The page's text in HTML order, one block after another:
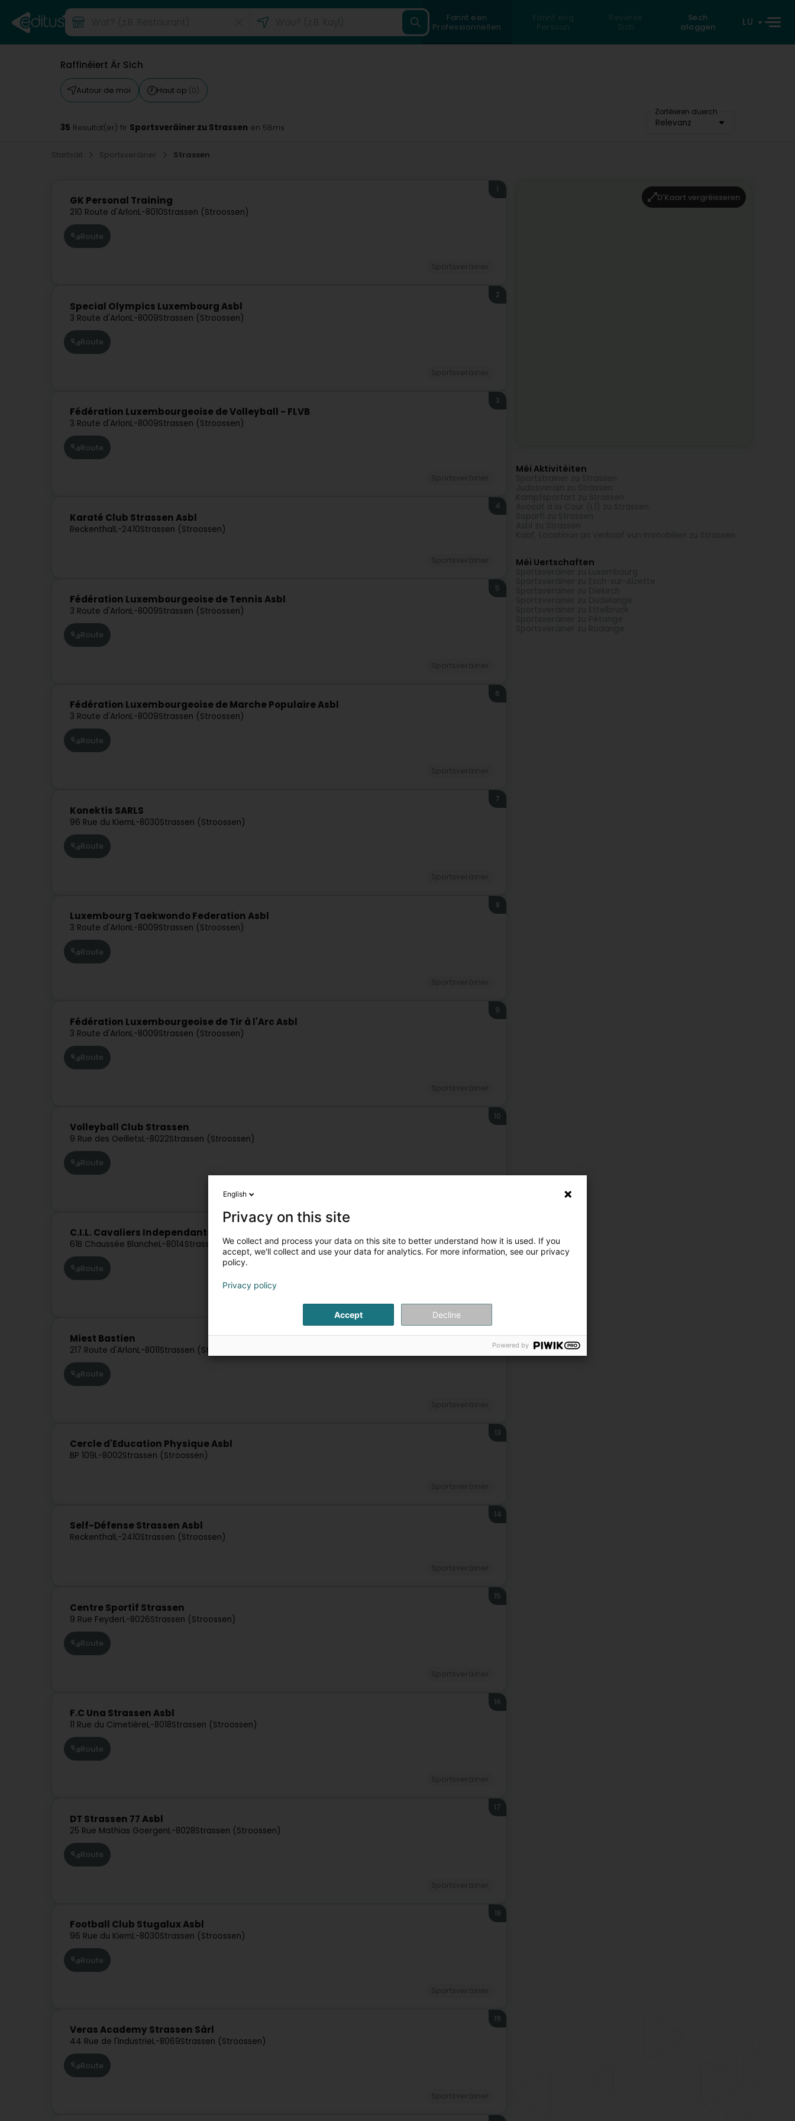
Fannt een
Professionnellen
Fannt eng
Persoun
Reverse
Sich
Sech
aloggen
LU
Raffinéiert Är Sich
Autour de moi Haut op (0)
Zortéieren duerch
Relevanz
35 Resultat(er) fir Sportsveräiner zu Strassen en 58ms
Startsäit Sportsveräiner Strassen
GK Personal Training
210 Route d'ArlonL-8010Strassen (Stroossen)
1
Route
Special Olympics Luxembourg Asbl
3 Route d'ArlonL-8009Strassen (Stroossen)
2
Route
Fédération Luxembourgeoise de Volleyball - FLVB
3 Route d'ArlonL-8009Strassen (Stroossen)
3
Route
Karaté Club Strassen Asbl
ReckenthalL-2410Strassen (Stroossen)
4
Fédération Luxembourgeoise de Tennis Asbl
3 Route d'ArlonL-8009Strassen (Stroossen)
5
Route
Fédération Luxembourgeoise de Marche Populaire Asbl
3 Route d'ArlonL-8009Strassen (Stroossen)
6
Route
Konektis SARLS
96 Rue du KiemL-8030Strassen (Stroossen)
7
Route
Luxembourg Taekwondo Federation Asbl
3 Route d'ArlonL-8009Strassen (Stroossen)
8
Route
Fédération Luxembourgeoise de Tir à l'Arc Asbl
3 Route d'ArlonL-8009Strassen (Stroossen)
9
Route
Volleyball Club Strassen
9 Rue des OeilletsL-8022Strassen (Stroossen)
10
Route
C.I.L. Cavaliers Independants Luxembourgeois Asbl
61B Chaussée BlancheL-8014Strassen (Stroossen)
Route
Miest Bastien
217 Route d'ArlonL-8011Strassen (Stroossen)
Route
Cercle d'Education Physique Asbl
BP 109L-8002Strassen (Stroossen)
13
Self-Défense Strassen Asbl
ReckenthalL-2410Strassen (Stroossen)
14
Centre Sportif Strassen
9 Rue FeyderL-8026Strassen (Stroossen)
15
Route
F.C Una Strassen Asbl
11 Rue du CimetièreL-8018Strassen (Stroossen)
16
Route
DT Strassen 77 Asbl
25 Rue Mathias GoergenL-8028Strassen (Stroossen)
17
Route
Football Club Stugalux Asbl
96 Rue du KiemL-8030Strassen (Stroossen)
18
Route
Veras Academy Strassen Sàrl
44 Rue de l'IndustrieL-8069Strassen (Stroossen)
19
Route
D'Kaart vergréisseren
Méi Aktivitéiten
Méi Uertschaften
English
Privacy on this site
We collect and process your data on this site to better understand how it is used. If you
accept, we'll collect and use your data for analytics. For more information, see our privacy
policy.
Privacy policy
Accept Decline
Powered by